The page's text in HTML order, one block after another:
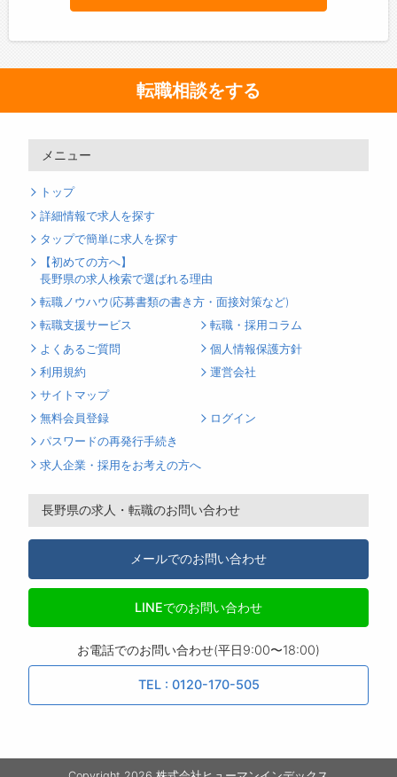
転職相談をする
メニュー
トップ
詳細情報で求人を探す
タップで簡単に求人を探す
【初めての方へ】
長野県の求人検索で選ばれる理由
転職ノウハウ(応募書類の書き方・面接対策など)
転職支援サービス
転職・採用コラム
よくあるご質問
個人情報保護方針
利用規約
運営会社
サイトマップ
無料会員登録
ログイン
パスワードの再発行手続き
求人企業・採用をお考えの方へ
長野県の求人・転職のお問い合わせ
メールでのお問い合わせ
LINEでのお問い合わせ
お電話でのお問い合わせ(平日9:00〜18:00)
TEL : 0120-170-505